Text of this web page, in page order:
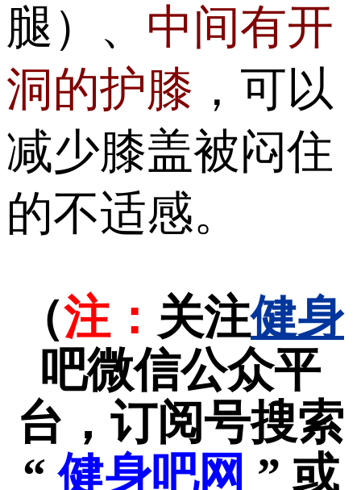
腿）、 中间有开
洞的护膝 ，可以
减少膝盖被闷住
的不适感。
（注： 关注健身
吧微信公众平
台，订阅号搜索
“健身吧网 ” 或